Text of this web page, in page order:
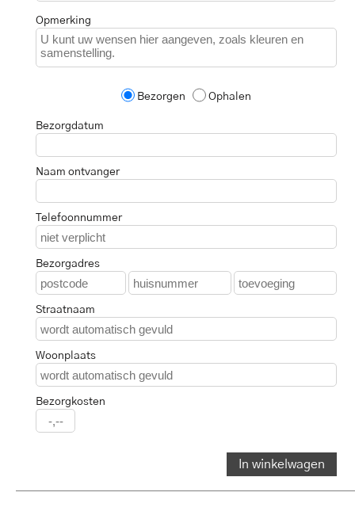
Opmerking
Bezorgen Ophalen
Bezorgdatum
Naam ontvanger
Telefoonnummer
Bezorgadres
Straatnaam
Woonplaats
Bezorgkosten
In winkelwagen